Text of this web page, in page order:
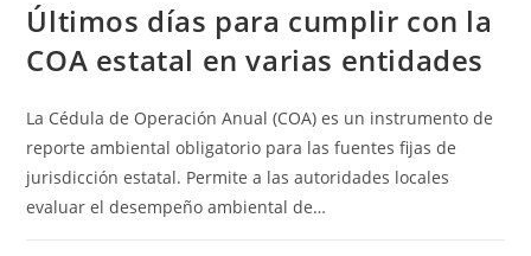
Últimos días para cumplir con la
COA estatal en varias entidades
La Cédula de Operación Anual (COA) es un instrumento de
reporte ambiental obligatorio para las fuentes fijas de
jurisdicción estatal. Permite a las autoridades locales
evaluar el desempeño ambiental de…